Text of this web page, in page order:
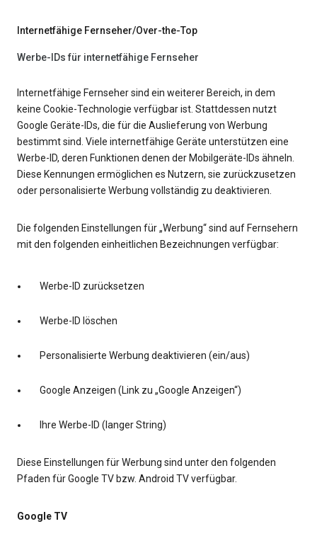
Internetfähige Fernseher/Over-the-Top
Werbe-IDs für internetfähige Fernseher
Internetfähige Fernseher sind ein weiterer Bereich, in dem
keine Cookie-Technologie verfügbar ist. Stattdessen nutzt
Google Geräte-IDs, die für die Auslieferung von Werbung
bestimmt sind. Viele internetfähige Geräte unterstützen eine
Werbe-ID, deren Funktionen denen der Mobilgeräte-IDs ähneln.
Diese Kennungen ermöglichen es Nutzern, sie zurückzusetzen
oder personalisierte Werbung vollständig zu deaktivieren.
Die folgenden Einstellungen für „Werbung“ sind auf Fernsehern
mit den folgenden einheitlichen Bezeichnungen verfügbar:
Werbe-ID zurücksetzen
Werbe-ID löschen
Personalisierte Werbung deaktivieren (ein/aus)
Google Anzeigen (Link zu „Google Anzeigen“)
Ihre Werbe-ID (langer String)
Diese Einstellungen für Werbung sind unter den folgenden
Pfaden für Google TV bzw. Android TV verfügbar.
Google TV